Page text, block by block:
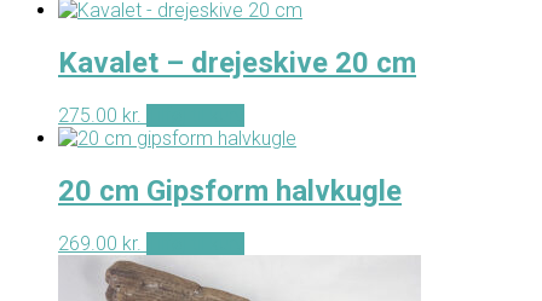
Kavalet – drejeskive 20 cm
275.00 kr.
20 cm Gipsform halvkugle
269.00 kr.